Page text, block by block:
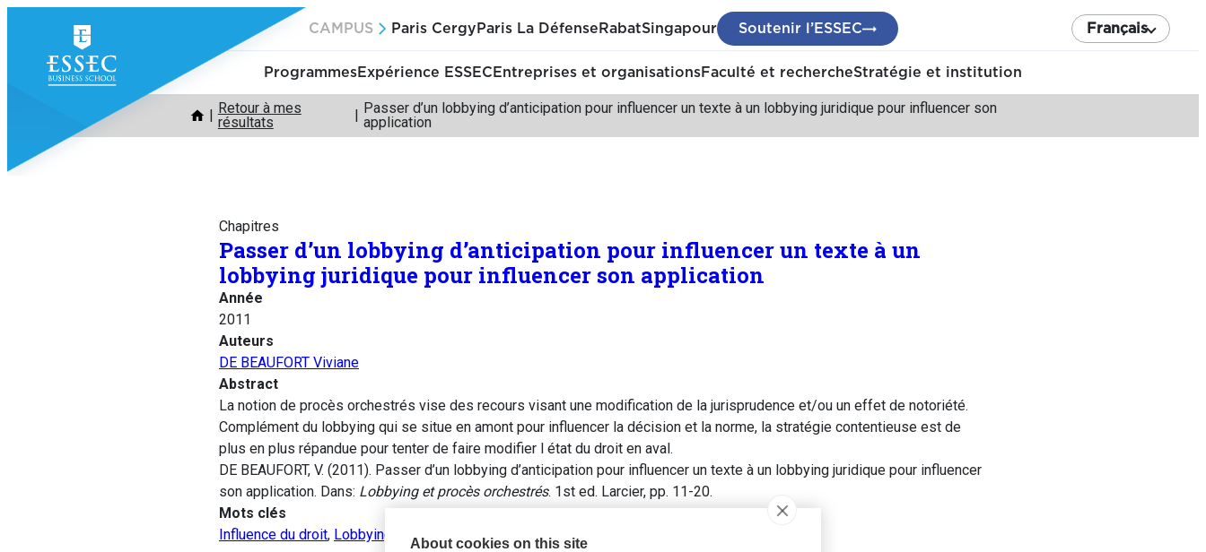
contenu
CAMPUS Paris Cergy Paris La Défense RabatSingapour Soutenir l’ESSEC Français
ProgrammesExpérience ESSEC Entreprises et organisationsFaculté et rechercheStratégie et institution
Retour à mes
résultats
Passer d’un lobbying d’anticipation pour influencer un texte à un lobbying juridique pour influencer son
application
Chapitres
Passer d’un lobbying d’anticipation pour influencer un texte à un
lobbying juridique pour influencer son application
Année
2011
Auteurs
DE BEAUFORT Viviane
Abstract
La notion de procès orchestrés vise des recours visant une modification de la jurisprudence et/ou un effet de notoriété.
Complément du lobbying qui se situe en amont pour influencer la décision et la norme, la stratégie contentieuse est de
plus en plus répandue pour tenter de faire modifier l état du droit en aval.
DE BEAUFORT, V. (2011). Passer d’un lobbying d’anticipation pour influencer un texte à un lobbying juridique pour influencer
son application. Dans: Lobbying et procès orchestrés. 1st ed. Larcier, pp. 11-20.
Mots clés
Influence du droit, Lobbying Procès orchestrés
About cookies on this site